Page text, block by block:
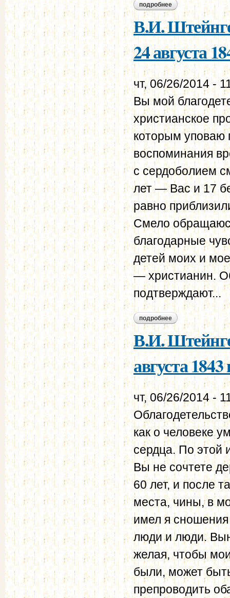
подробнее о в.и. штейнгейль
В.И.
24 августа
чт, 06/26/2014 -
Вы мой
христианское
которым уповаю
воспоминания
с сердоболием
лет — Вас и 17
равно
Смело
благодарные
детей моих и
— христианин.
подтверждают...
подробнее о в.и. штейнгейль
В.И.
августа 1843
чт, 06/26/2014 -
как о человеке
сердца. По этой
Вы не сочтете
60 лет, и после
места, чины, в
имел я
люди и люди.
желая, чтобы
были, может
препроводить